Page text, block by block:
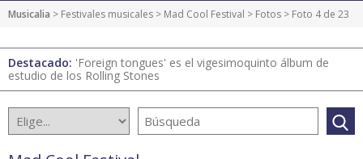
Musicalia > Festivales musicales > Mad Cool Festival > Fotos > Foto 4 de 23
Destacado: 'Foreign tongues' es el vigesimoquinto álbum de
estudio de los Rolling Stones